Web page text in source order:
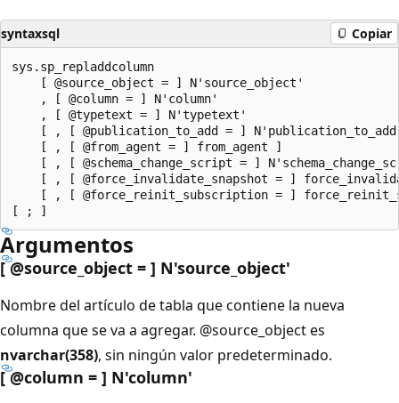
syntaxsql Copiar
sys.sp_repladdcolumn
    [ @source_object = ] N'source_object'
    , [ @column = ] N'column'
    , [ @typetext = ] N'typetext'
[ , [ @publication_to_add = ]
    [ , [ @from_agent = ] from_agent ]
[ , [ @schema_change_script = ]
[ , [ @force_invalidate_snapshot = ]
[ , [ @force_reinit_subscription = ]
Argumentos
[ @source_object = ] N'source_object'
Nombre del artículo de tabla que contiene la nueva
columna que se va a agregar. @source_object es
nvarchar(358), sin ningún valor predeterminado.
[ @column = ] N'column'